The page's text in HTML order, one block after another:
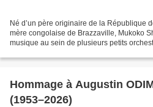
Né d’un père originaire de la République
mère congolaise de Brazzaville, Mukoko
musique au sein de plusieurs petits
Hommage à Augustin
(1953–2026)